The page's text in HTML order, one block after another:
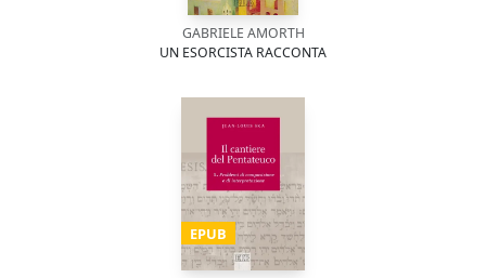
GABRIELE AMORTH
UN ESORCISTA RACCONTA
EPUB